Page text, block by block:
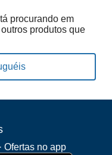
procurando em
produtos que
Ofertas no app